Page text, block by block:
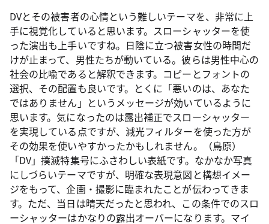
DVとその被害者の心情という難しいテーマを、非常に上
手に視覚化していると思います。スローシャッターを使
った演出も上手いですね。日陰に立つ被害女性の時間だ
けが止まって、男性たちが動いている。彼らは男性中心の
社会の比喩であると解釈できます。コピーとフォントの
選択、その配置も良いです。とくに「悪いのは、あなた
ではありません」というメッセージが効いているように
思います。気になったのは露出補正でスローシャッター
を実現している点ですが、減光フィルターを使った方が
その効果を使いやすかったかもしれません。（鳥原）
「DV」撲滅特集号にふさわしい表紙です。なかなか写真
にしづらいテーマですが、明確な表現意図と構想イメー
ジをもって、企画・撮影に臨まれたことが伝わってきま
す。ただ、当日は晴天だったと思われ、この条件でのスロ
ーシャッターはかなりの露出オーバーになります。マイ